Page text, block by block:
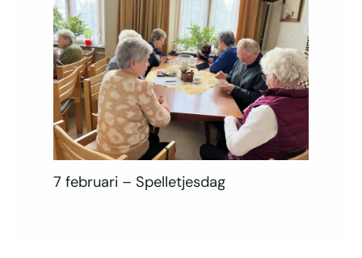
7 februari – Spelletjesdag